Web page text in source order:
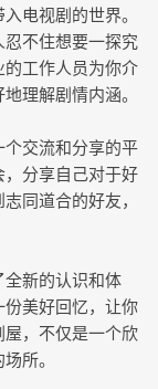
电视剧的世界。
不住想要一探究
工作人员为你介
理解剧情内涵。
交流和分享的平
分享自己对于好
同道合的好友，
新的认识和体
美好回忆，让你
，不仅是一个欣
所。